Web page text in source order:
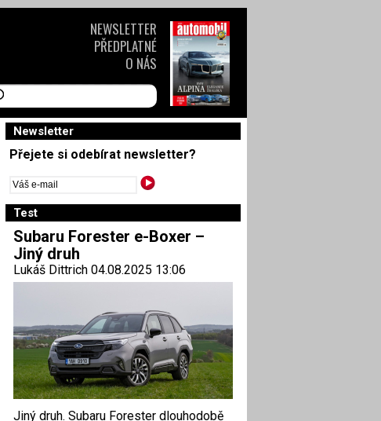
Newsletter
Přejete si odebírat newsletter?
Test
Subaru Forester e-Boxer –
Jiný druh
Lukáš Dittrich 04.08.2025 13:06
Jiný druh. Subaru Forester dlouhodobě
NEWSLETTER
PŘEDPLATNÉ
O NÁS